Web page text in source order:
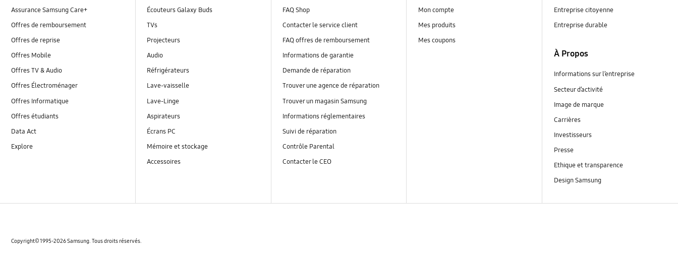
Assurance Samsung Care+
Offres de remboursement
Offres de reprise
Offres Mobile
Offres TV & Audio
Offres Électroménager
Offres Informatique
Offres étudiants
Data Act
Explore
Écouteurs Galaxy Buds
TVs
Projecteurs
Audio
Réfrigérateurs
Lave-vaisselle
Lave-Linge
Aspirateurs
Écrans PC
Mémoire et stockage
Accessoires
FAQ Shop
Contacter le service client
FAQ offres de remboursement
Informations de garantie
Demande de réparation
Trouver une agence de réparation
Trouver un magasin Samsung
Informations réglementaires
Suivi de réparation
Contrôle Parental
Contacter le CEO
Mon compte
Mes produits
Mes coupons
Entreprise citoyenne
Entreprise durable
À Propos
Informations sur l’entreprise
Secteur d’activité
Image de marque
Carrières
Investisseurs
Presse
Ethique et transparence
Design Samsung
‌Copyright© 1995-2026 Samsung. Tous droits réservés.